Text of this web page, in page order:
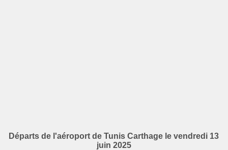
Départs de l'aéroport de Tunis Carthage le vendredi 13
juin 2025